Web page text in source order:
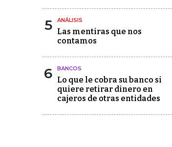
5 ANÁLISIS
Las mentiras que nos
contamos
6 BANCOS
Lo que le cobra su banco si
quiere retirar dinero en
cajeros de otras entidades